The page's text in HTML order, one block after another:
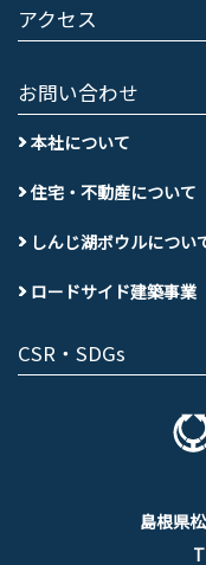
アクセス
お問い合わせ
本社について
住宅・不動産について
しんじ湖ボウルについ
ロードサイド建築事業
CSR・SDGs
島根県